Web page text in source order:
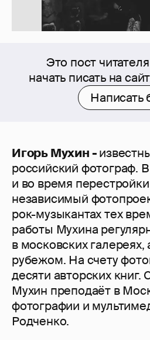
Это пост
начать писать на
Написать
Игорь Мухин -
российский фотограф.
и во время
независимый
рок-музыкантах тех
работы Мухина
в московских галереях,
рубежом. На счету
десяти авторских книг.
Мухин преподаёт в
фотографии и
Родченко.